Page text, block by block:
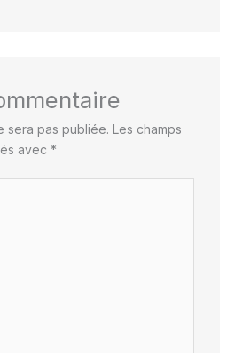
sera pas publiée. Les champs
avec *